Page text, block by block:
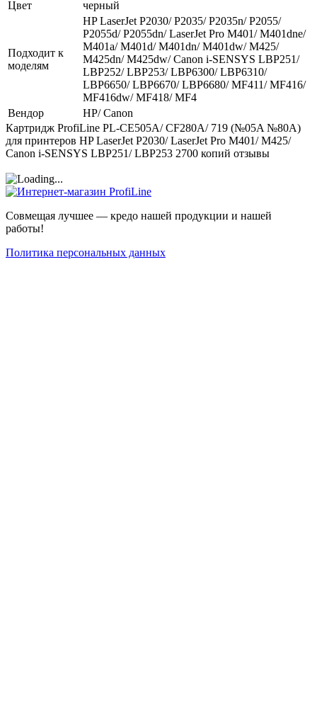
Цвет
черный
Подходит к
моделям
HP LaserJet P2030/ P2035/ P2035n/ P2055/
P2055d/ P2055dn/ LaserJet Pro M401/ M401dne/
M401a/ M401d/ M401dn/ M401dw/ M425/
M425dn/ M425dw/ Canon i-SENSYS LBP251/
LBP252/ LBP253/ LBP6300/ LBP6310/
LBP6650/ LBP6670/ LBP6680/ MF411/ MF416/
MF416dw/ MF418/ MF4
Вендор
HP/ Canon
Картридж ProfiLine PL-CE505A/ CF280A/ 719 (№05A №80A)
для принтеров HP LaserJet P2030/ LaserJet Pro M401/ M425/
Canon i-SENSYS LBP251/ LBP253 2700 копий отзывы
Совмещая лучшее — кредо нашей продукции и нашей
работы!
Политика персональных данных